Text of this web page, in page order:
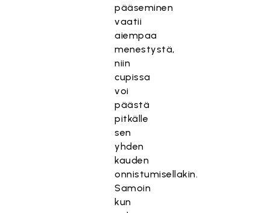
pääseminen
vaatii
aiempaa
menestystä,
niin
cupissa
voi
päästä
pitkälle
sen
yhden
kauden
onnistumisellakin.
Samoin
kun